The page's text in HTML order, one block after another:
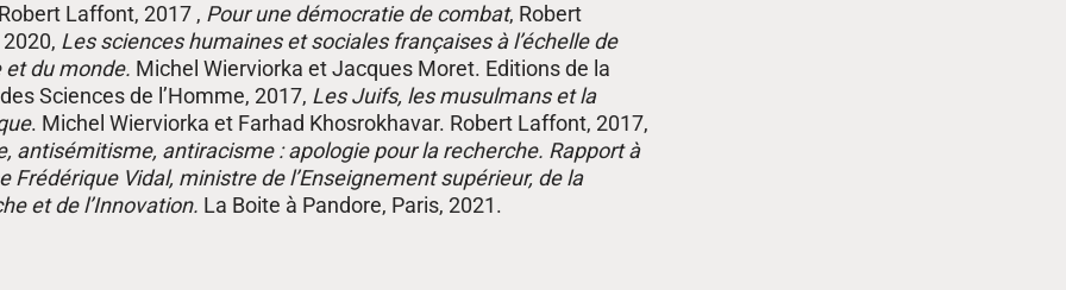
Laffont, 2017 , Pour une démocratie de combat, Robert
Les sciences humaines et sociales françaises à l’échelle de
et du monde. Michel Wierviorka et Jacques Moret. Editions de la
Sciences de l’Homme, 2017, Les Juifs, les musulmans et la
. Michel Wierviorka et Farhad Khosrokhavar. Robert Laffont, 2017,
antisémitisme, antiracisme : apologie pour la recherche. Rapport à
Frédérique Vidal, ministre de l’Enseignement supérieur, de la
et de l’Innovation. La Boite à Pandore, Paris, 2021.